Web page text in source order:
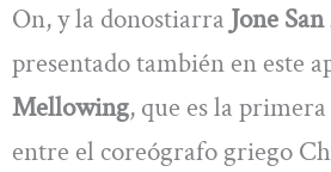
On, y la donostiarra Jone
presentado también en este
Mellowing, que es la
entre el coreógrafo griego